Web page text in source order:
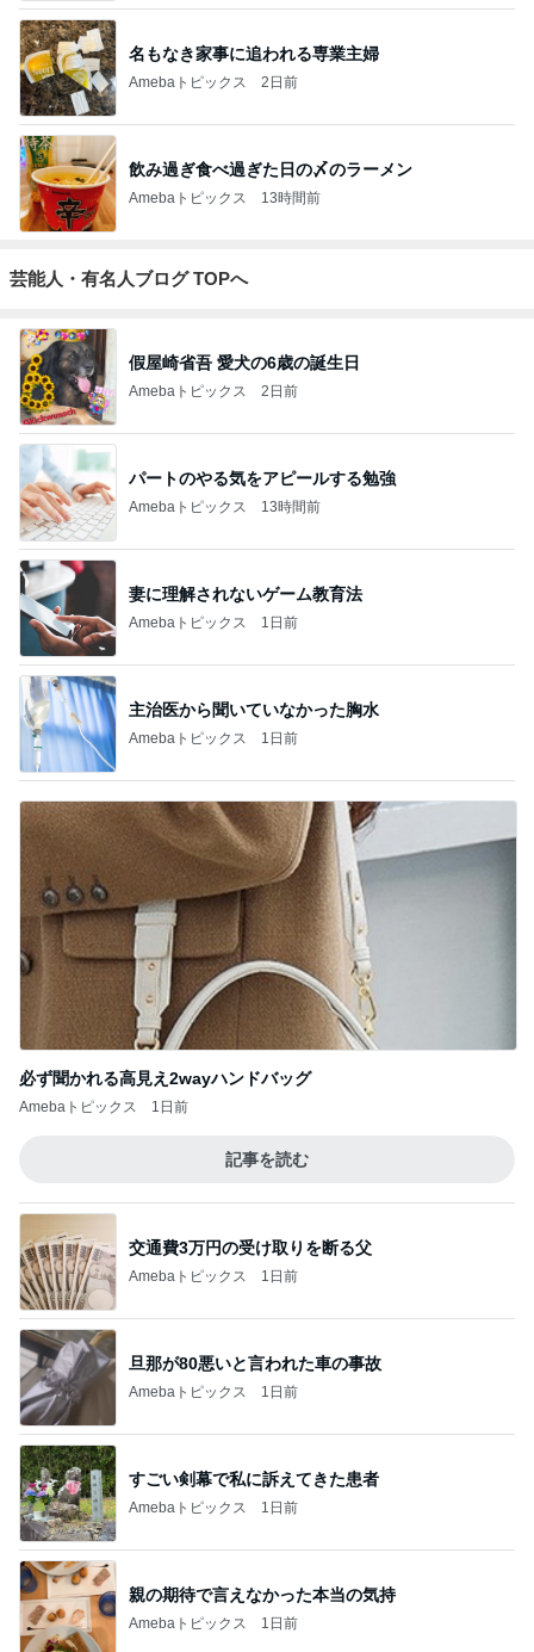
名もなき家事に追われる専業主婦
Amebaトピックス 2日前
飲み過ぎ食べ過ぎた日の〆のラーメン
Amebaトピックス 13時間前
芸能人・有名人ブログ TOPへ
假屋崎省吾 愛犬の6歳の誕生日
Amebaトピックス 2日前
パートのやる気をアピールする勉強
Amebaトピックス 13時間前
妻に理解されないゲーム教育法
Amebaトピックス 1日前
主治医から聞いていなかった胸水
Amebaトピックス 1日前
必ず聞かれる高見え2wayハンドバッグ
Amebaトピックス 1日前
記事を読む
交通費3万円の受け取りを断る父
Amebaトピックス 1日前
旦那が80悪いと言われた車の事故
Amebaトピックス 1日前
すごい剣幕で私に訴えてきた患者
Amebaトピックス 1日前
親の期待で言えなかった本当の気持
Amebaトピックス 1日前